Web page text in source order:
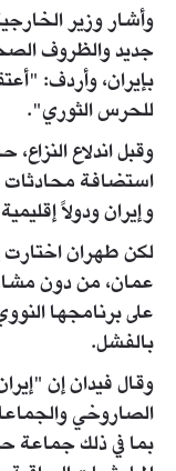
وأشار وزير
جديد والظروف
بإيران، وأردف:
للحرس الثوري".
وقبل اندلاع
استضافة محادثات
وإيران ودولاً
لكن طهران اختارت
عمان، من دون
على برنامجها
بالفشل.
وقال فيدان إن
الصاروخي
بما في ذلك جماعة